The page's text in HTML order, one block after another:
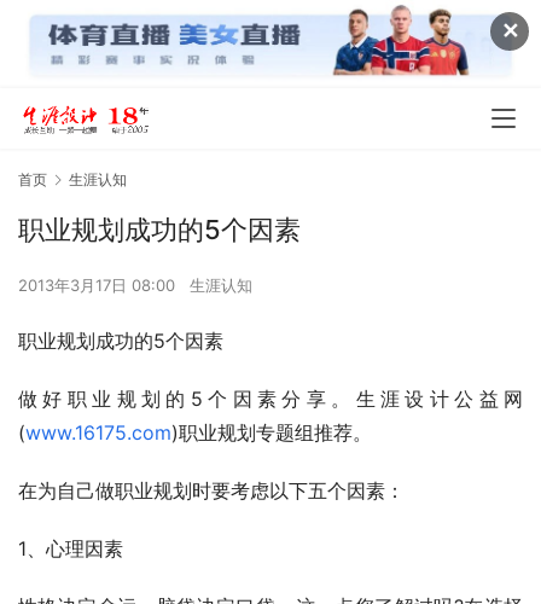
✕
首页 生涯认知
职业规划成功的5个因素
2013年3月17日 08:00 生涯认知
职业规划成功的5个因素
做好职业规划的5个因素分享。生涯设计公益网
(www.16175.com)职业规划专题组推荐。
在为自己做职业规划时要考虑以下五个因素：
1、心理因素